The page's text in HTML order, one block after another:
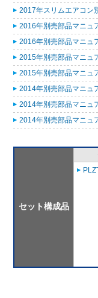
2017年スリムエアコン
2016年別売部品マニュ
2016年別売部品マニュ
2015年別売部品マニュ
2015年別売部品マニュ
2014年別売部品マニュ
2014年別売部品マニュ
2014年別売部品マニュ
セット構成品